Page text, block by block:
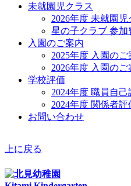
未就園児クラス
2026年度 未就園児
星の子クラブ 参
入園のご案内
2025年度 入園のご
2026年度 入園のご
学校評価
2024年度 職員自己
2024年度 関係者評
お問い合わせ
上に戻る